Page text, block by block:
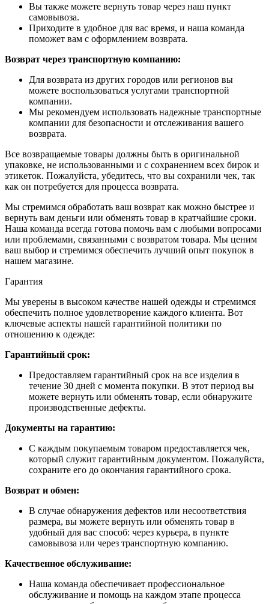
Вы также можете вернуть товар через наш пункт
самовывоза.
Приходите в удобное для вас время, и наша команда
поможет вам с оформлением возврата.
Возврат через транспортную компанию:
Для возврата из других городов или регионов вы
можете воспользоваться услугами транспортной
компании.
Мы рекомендуем использовать надежные транспортные
компании для безопасности и отслеживания вашего
возврата.
Все возвращаемые товары должны быть в оригинальной
упаковке, не использованными и с сохранением всех бирок и
этикеток. Пожалуйста, убедитесь, что вы сохранили чек, так
как он потребуется для процесса возврата.
Мы стремимся обработать ваш возврат как можно быстрее и
вернуть вам деньги или обменять товар в кратчайшие сроки.
Наша команда всегда готова помочь вам с любыми вопросами
или проблемами, связанными с возвратом товара. Мы ценим
ваш выбор и стремимся обеспечить лучший опыт покупок в
нашем магазине.
Гарантия
Мы уверены в высоком качестве нашей одежды и стремимся
обеспечить полное удовлетворение каждого клиента. Вот
ключевые аспекты нашей гарантийной политики по
отношению к одежде:
Гарантийный срок:
Предоставляем гарантийный срок на все изделия в
течение 30 дней с момента покупки. В этот период вы
можете вернуть или обменять товар, если обнаружите
производственные дефекты.
Документы на гарантию:
С каждым покупаемым товаром предоставляется чек,
который служит гарантийным документом. Пожалуйста,
сохраните его до окончания гарантийного срока.
Возврат и обмен:
В случае обнаружения дефектов или несоответствия
размера, вы можете вернуть или обменять товар в
удобный для вас способ: через курьера, в пункте
самовывоза или через транспортную компанию.
Качественное обслуживание:
Наша команда обеспечивает профессиональное
обслуживание и помощь на каждом этапе процесса